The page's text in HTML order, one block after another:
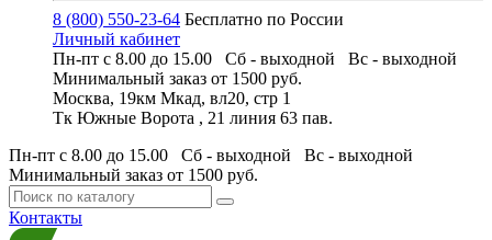
8 (800) 550-23-64 Бесплатно по России
Личный кабинет
Пн-пт с 8.00 до 15.00 Сб - выходной Вс - выходной
Минимальный заказ от 1500 руб.
Москва, 19км Мкад, вл20, стр 1
Тк Южные Ворота , 21 линия 63 пав.
Пн-пт с 8.00 до 15.00 Сб - выходной Вс - выходной
Минимальный заказ от 1500 руб.
Контакты